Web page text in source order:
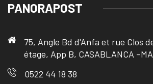
PANORAPOST
75, Angle Bd d'Anfa et rue Clos
étage, App B, CASABLANCA
0522 44 18 38